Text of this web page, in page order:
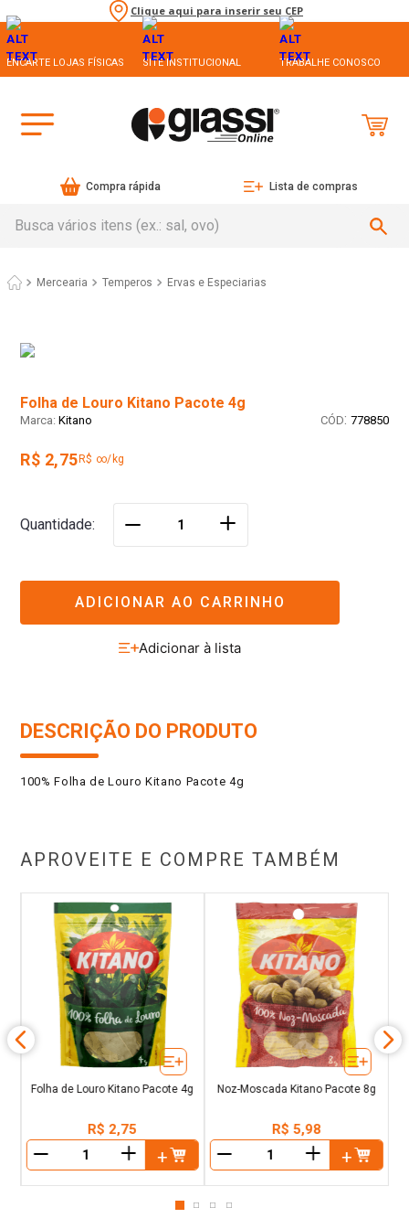
Clique aqui para inserir seu CEP
ENCARTE LOJAS FÍSICAS SITE INSTITUCIONAL TRABALHE CONOSCO
Compra rápida Lista de compras
Mercearia Temperos Ervas e Especiarias
Folha de Louro Kitano Pacote 4g
Kitano : 778850
R$ 2,75 R$ ∞/kg
Quantidade ＋
ADICIONAR AO CARRINHO
DESCRIÇÃO DO PRODUTO
100% Folha de Louro Kitano Pacote 4g
APROVEITE E COMPRE TAMBÉM
Folha de Louro Kitano Pacote 4g
R$ 2,75
＋
Noz-Moscada Kitano Pacote 8g
R$ 5,98
＋